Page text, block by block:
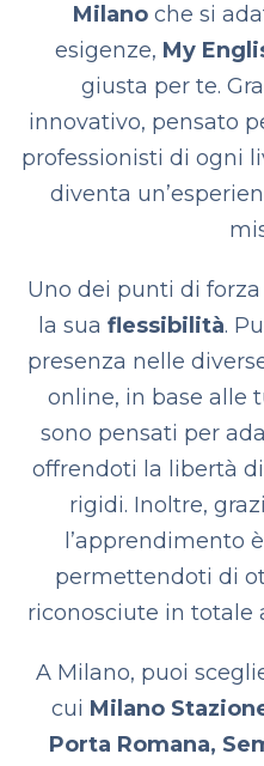
Milanoche si
esigenze, My
giusta per te.
innovativo, pensato
professionisti di ogni
diventa
Uno dei punti di
la sua flessibilità.
presenza nelle
online, in base alle
sono pensati per
offrendoti la libertà
rigidi. Inoltre,
l’apprendimento
permettendoti di
riconosciute in totale
A Milano, puoi
cui Milano
Porta Romana,